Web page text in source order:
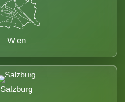
Wien
Salzburg